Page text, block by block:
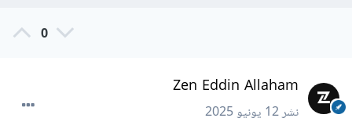
0
Zen Eddin Allaham
نشر12 يونيو 2025